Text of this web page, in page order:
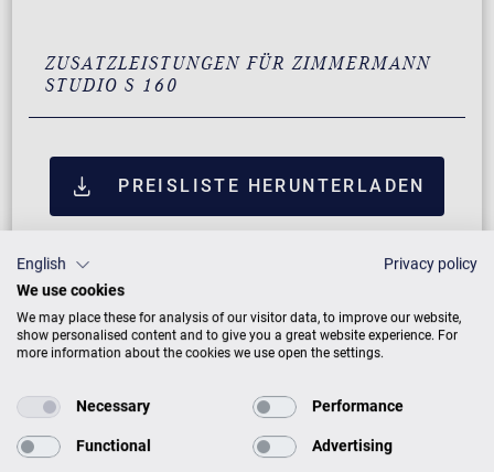
ZUSATZLEISTUNGEN FÜR ZIMMERMANN
STUDIO S 160
PREISLISTE HERUNTERLADEN
English
Privacy policy
We use cookies
We may place these for analysis of our visitor data, to improve our website,
show personalised content and to give you a great website experience. For
more information about the cookies we use open the settings.
Necessary Performance
Functional Advertising